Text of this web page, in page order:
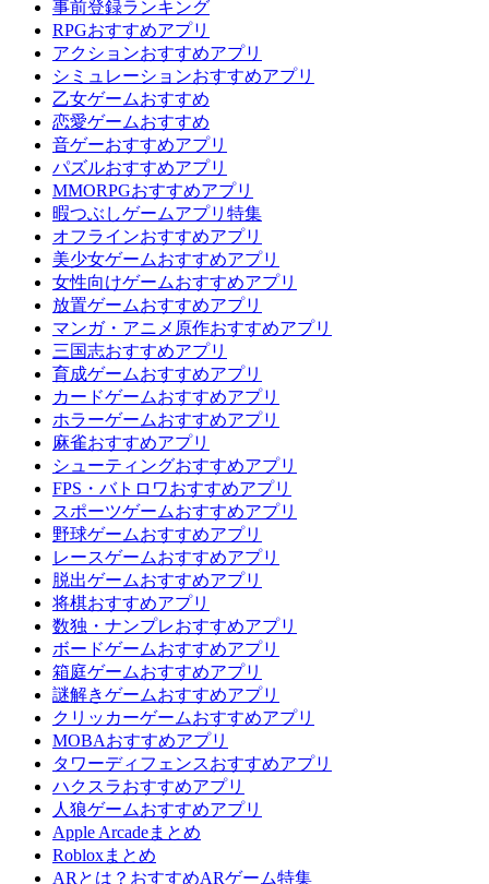
事前登録ランキング
RPGおすすめアプリ
アクションおすすめアプリ
シミュレーションおすすめアプリ
乙女ゲームおすすめ
恋愛ゲームおすすめ
音ゲーおすすめアプリ
パズルおすすめアプリ
MMORPGおすすめアプリ
暇つぶしゲームアプリ特集
オフラインおすすめアプリ
美少女ゲームおすすめアプリ
女性向けゲームおすすめアプリ
放置ゲームおすすめアプリ
マンガ・アニメ原作おすすめアプリ
三国志おすすめアプリ
育成ゲームおすすめアプリ
カードゲームおすすめアプリ
ホラーゲームおすすめアプリ
麻雀おすすめアプリ
シューティングおすすめアプリ
FPS・バトロワおすすめアプリ
スポーツゲームおすすめアプリ
野球ゲームおすすめアプリ
レースゲームおすすめアプリ
脱出ゲームおすすめアプリ
将棋おすすめアプリ
数独・ナンプレおすすめアプリ
ボードゲームおすすめアプリ
箱庭ゲームおすすめアプリ
謎解きゲームおすすめアプリ
クリッカーゲームおすすめアプリ
MOBAおすすめアプリ
タワーディフェンスおすすめアプリ
ハクスラおすすめアプリ
人狼ゲームおすすめアプリ
Apple Arcadeまとめ
Robloxまとめ
ARとは？おすすめARゲーム特集